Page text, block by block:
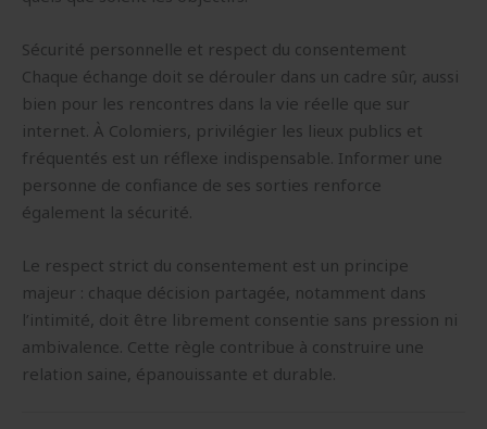
Sécurité personnelle et respect du consentement
Chaque échange doit se dérouler dans un cadre sûr, aussi
bien pour les rencontres dans la vie réelle que sur
internet. À Colomiers, privilégier les lieux publics et
fréquentés est un réflexe indispensable. Informer une
personne de confiance de ses sorties renforce
également la sécurité.
Le respect strict du consentement est un principe
majeur : chaque décision partagée, notamment dans
l’intimité, doit être librement consentie sans pression ni
ambivalence. Cette règle contribue à construire une
relation saine, épanouissante et durable.